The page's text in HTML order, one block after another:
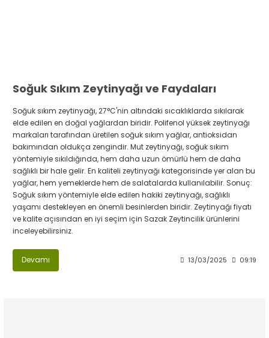
Soğuk Sıkım Zeytinyağı ve Faydaları
Soğuk sıkım zeytinyağı, 27°C'nin altındaki sıcaklıklarda sıkılarak
elde edilen en doğal yağlardan biridir. Polifenol yüksek zeytinyağı
markaları tarafından üretilen soğuk sıkım yağlar, antioksidan
bakımından oldukça zengindir. Mut zeytinyağı, soğuk sıkım
yöntemiyle sıkıldığında, hem daha uzun ömürlü hem de daha
sağlıklı bir hale gelir. En kaliteli zeytinyağı kategorisinde yer alan bu
yağlar, hem yemeklerde hem de salatalarda kullanılabilir. Sonuç:
Soğuk sıkım yöntemiyle elde edilen hakiki zeytinyağı, sağlıklı
yaşamı destekleyen en önemli besinlerden biridir. Zeytinyağı fiyatı
ve kalite açısından en iyi seçim için Sazak Zeytincilik ürünlerini
inceleyebilirsiniz.
Devamı 13/03/2025 09:19